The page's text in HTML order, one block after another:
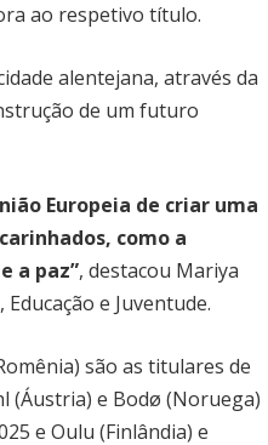
ao respetivo título.
alentejana, através da
de um futuro
Europeia de criar uma
como a
a paz”, destacou Mariya
e Juventude.
são as titulares de
(Áustria) e Bodø (Noruega)
e Oulu (Finlândia) e